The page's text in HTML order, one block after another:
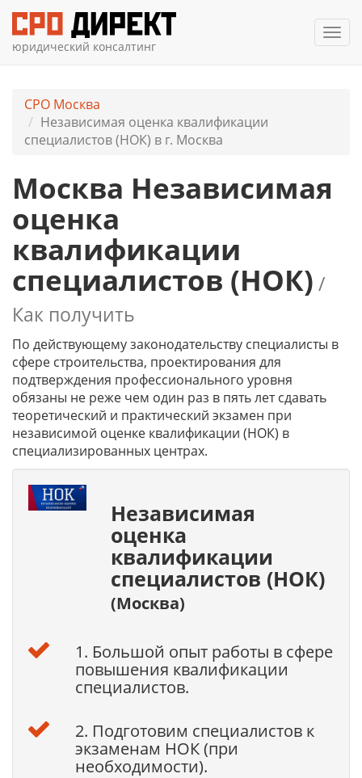
юридический консалтинг
СРО Москва
Независимая оценка квалификации
специалистов (НОК) в г. Москва
Москва Независимая
оценка
квалификации
специалистов (НОК) /
Как получить
По действующему законодательству специалисты в
сфере строительства, проектирования для
подтверждения профессионального уровня
обязаны не реже чем один раз в пять лет сдавать
теоретический и практический экзамен при
независимой оценке квалификации (НОК) в
специализированных центрах.
Независимая
оценка
квалификации
специалистов (НОК)
(Москва)
1. Большой опыт работы в сфере
повышения квалификации
специалистов.
2. Подготовим специалистов к
экзаменам НОК (при
необходимости).